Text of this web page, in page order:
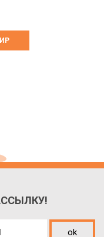
ok